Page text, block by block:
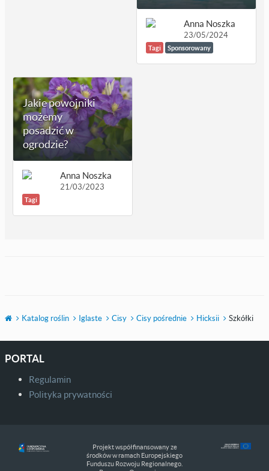
Anna Noszka
23/05/2024
Tagi Sponsorowany
Jakie powojniki
możemy
posadzić w
ogrodzie?
Anna Noszka
21/03/2023
Tagi
Katalog roślin Iglaste Cisy Cisy pośrednie Hicksii Szkółki
PORTAL
Regulamin
Polityka prywatności
Projekt współfinansowany ze
środków w ramach Europejskiego
Funduszu Rozwoju Regionalnego.